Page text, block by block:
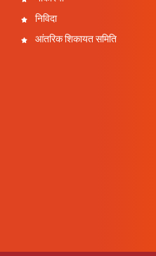
निविदा
आंतरिक शिकायत समिति